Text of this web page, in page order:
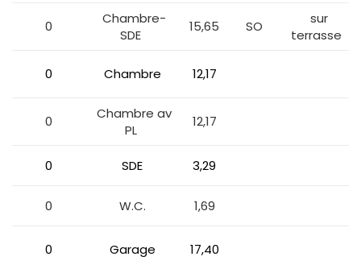
0
Chambre-
SDE
15,65 SO
sur
terrasse
0 Chambre 12,17
0
Chambre av
PL
12,17
0 SDE 3,29
0 W.C. 1,69
0 Garage 17,40